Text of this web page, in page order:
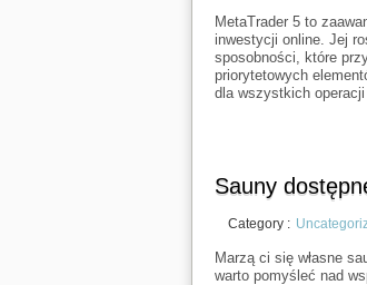
MetaTrader 5 to
inwestycji online. Jej
sposobności, które
priorytetowych
dla wszystkich
Sauny
Category :
Marzą ci się własne
warto pomyśleć nad